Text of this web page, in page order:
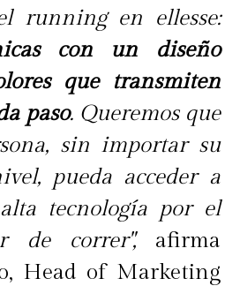
running en ellesse:
con un diseño
que transmiten
paso. Queremos que
sin importar su
pueda acceder a
tecnología por el
de correr",afirma
Head of Marketing